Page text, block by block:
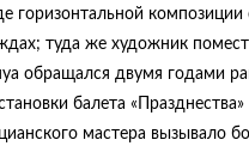
горизонтальной
туда же художник
обращался двумя годами
балета
мастера вызывало